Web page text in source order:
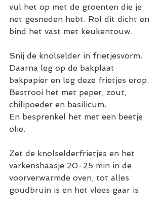
vul het op met de groenten die je
net gesneden hebt. Rol dit dicht en
bind het vast met keukentouw.
Snij de knolselder in frietjesvorm.
Daarna leg op de bakplaat
bakpapier en leg deze frietjes erop.
Bestrooi het met peper, zout,
chilipoeder en basilicum.
En besprenkel het met een beetje
olie.
Zet de knolselderfrietjes en het
varkenshaasje 20-25 min in de
voorverwarmde oven, tot alles
goudbruin is en het vlees gaar is.